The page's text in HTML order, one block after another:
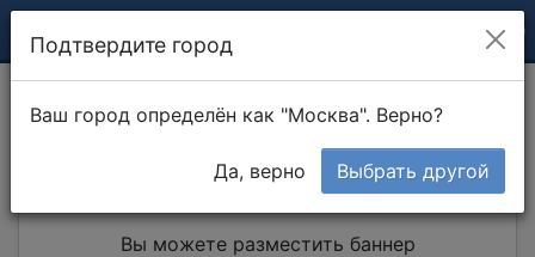
Вязка арматуры
Вы можете разместить баннер
Подтвердите город
Ваш город определён как "Москва". Верно?
Да, верно Выбрать другой